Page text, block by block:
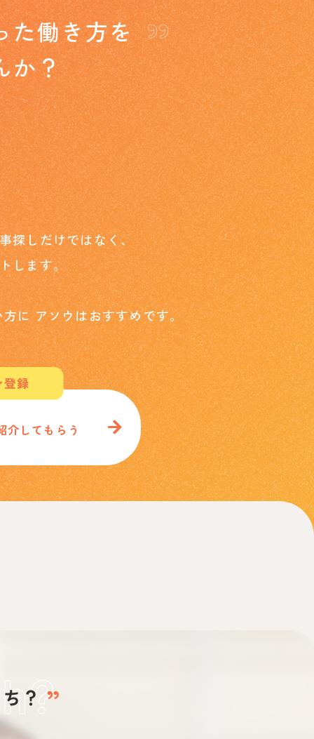
た働き方を
か？
”
探しだけではなく、
します。
方にアソウはおすすめです。
介してもらう